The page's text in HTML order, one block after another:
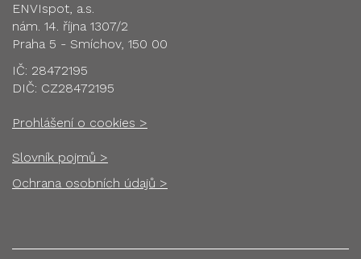
ENVIspot, a.s.
nám. 14. října 1307/2
Praha 5 - Smíchov, 150 00
IČ: 28472195
DIČ: CZ28472195
Prohlášení o cookies >
Slovník pojmů >
Ochrana osobních údajů >